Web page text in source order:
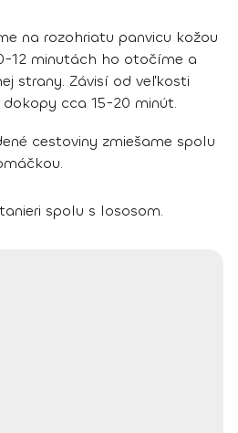
na rozohriatu panvicu kožou
12 minutách ho otočíme a
strany. Závisí od veľkosti
cca 15-20 minút.
cestoviny zmiešame spolu
spolu s lososom.